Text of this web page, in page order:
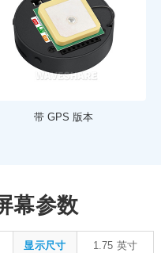
带 GPS 版本
幕参数
显示尺寸 1.75 英寸